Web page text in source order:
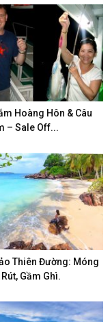
Hoàng Hôn & Câu
– Sale Off...
Thiên Đường: Móng
Gầm Ghì.